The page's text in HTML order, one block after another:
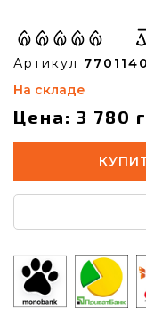
Артикул
На складе
Цена: 3 780